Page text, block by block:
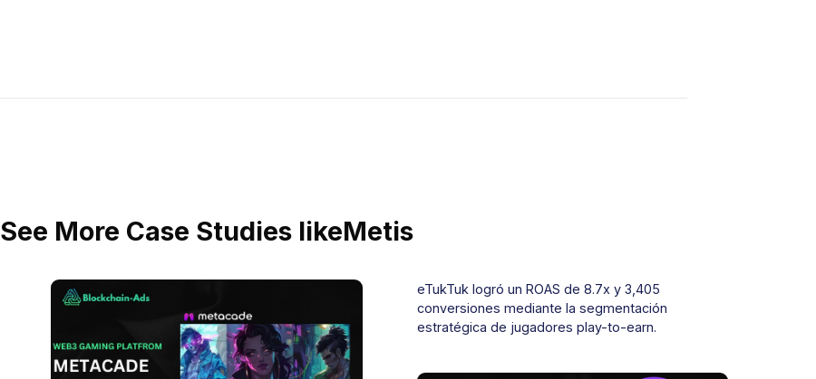
See More Case Studies likeMetis
eTukTuk logró un ROAS de 8.7x y 3,405
conversiones mediante la segmentación
estratégica de jugadores play-to-earn.